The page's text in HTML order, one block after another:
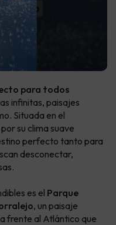
para todos
infinitas, paisajes
Situada en el
su clima suave
perfecto tanto para
desconectar,
es el Parque
, un paisaje
frente al Atlántico que